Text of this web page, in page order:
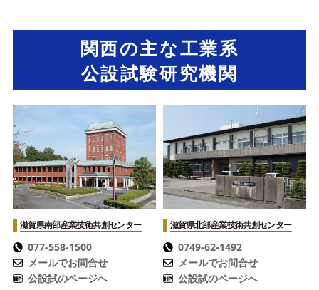
関西の主な工業系
公設試験研究機関
滋賀県南部産業技術共創センター
077-558-1500
メールでお問合せ
公設試のページへ
滋賀県北部産業技術共創センター
0749-62-1492
メールでお問合せ
公設試のページへ